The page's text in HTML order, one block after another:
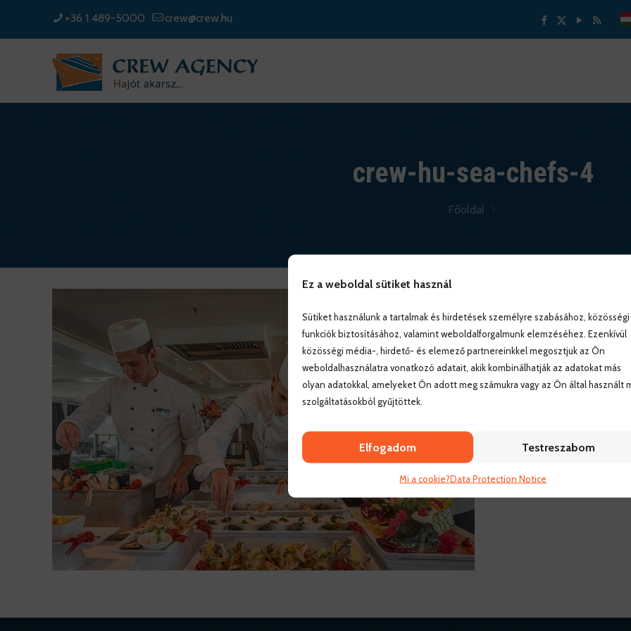
Ez a weboldal sütiket használ
Sütiket használunk a tartalmak és hirdetések személyre szabásához, közösségi
funkciók biztosításához, valamint weboldalforgalmunk elemzéséhez. Ezenkívül
közösségi média-, hirdető- és elemező partnereinkkel megosztjuk az Ön
weboldalhasználatra vonatkozó adatait, akik kombinálhatják az adatokat más
olyan adatokkal, amelyeket Ön adott meg számukra vagy az Ön által használt
szolgáltatásokból gyűjtöttek.
Elfogadom Testreszabom
Mi a cookie?Data Protection Notice
+36 1 489-5000 crew@crew.hu
crew-hu-sea-chefs-4
Főoldal